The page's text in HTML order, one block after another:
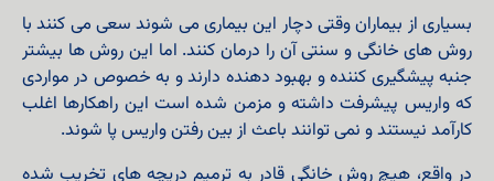
بسیاری از بیماران وقتی دچار این بیماری می شوند سعی می کنند با
روش های خانگی و سنتی آن را درمان کنند. اما این روش ها بیشتر
جنبه پیشگیری کننده و بهبود دهنده دارند و به خصوص در مواردی
که واریس پیشرفت داشته و مزمن شده است این راهکارها اغلب
کارآمد نیستند و نمی توانند باعث از بین رفتن واریس پا شوند.
در واقع، هیچ روش خانگی قادر به ترمیم دریچه‌ های تخریب شده